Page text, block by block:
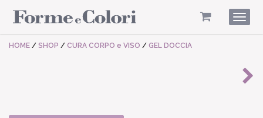
HOME / SHOP / CURA CORPO e VISO / GEL DOCCIA